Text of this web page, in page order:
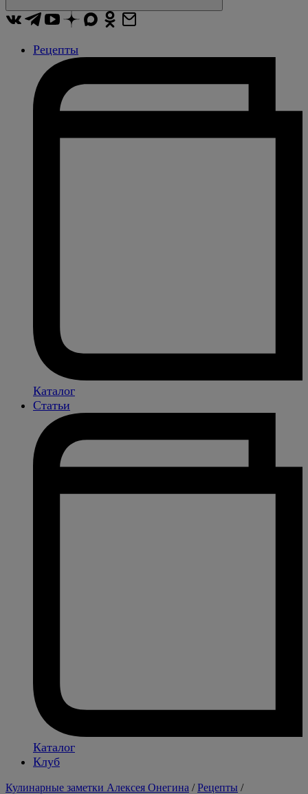
Рецепты
Каталог
Статьи
Каталог
Клуб
Кулинарные заметки Алексея Онегина /Рецепты /